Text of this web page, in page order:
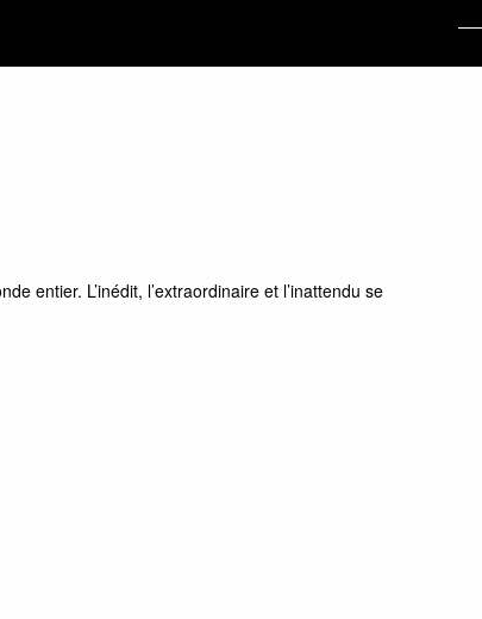
entier. L’inédit, l’extraordinaire et l’inattendu se